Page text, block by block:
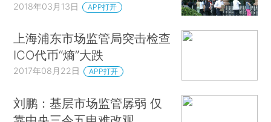
2018年03月13日 APP打开
上海浦东市场监管局突击检查
ICO代币“熵”大跌
2017年08月22日 APP打开
刘鹏：基层市场监管孱弱 仅